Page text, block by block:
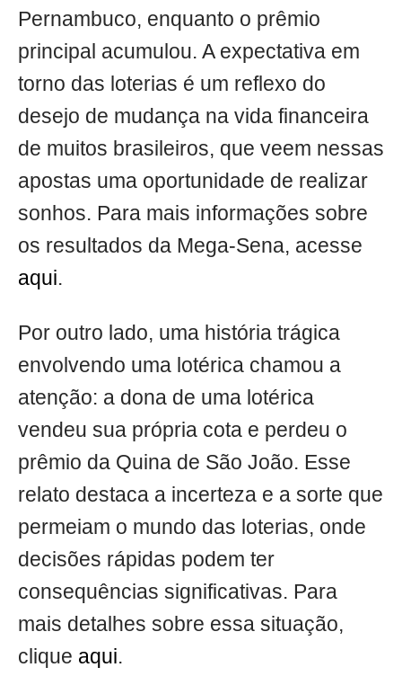
Pernambuco, enquanto o prêmio
principal acumulou. A expectativa em
torno das loterias é um reflexo do
desejo de mudança na vida financeira
de muitos brasileiros, que veem nessas
apostas uma oportunidade de realizar
sonhos. Para mais informações sobre
os resultados da Mega-Sena, acesse
aqui.
Por outro lado, uma história trágica
envolvendo uma lotérica chamou a
atenção: a dona de uma lotérica
vendeu sua própria cota e perdeu o
prêmio da Quina de São João. Esse
relato destaca a incerteza e a sorte que
permeiam o mundo das loterias, onde
decisões rápidas podem ter
consequências significativas. Para
mais detalhes sobre essa situação,
clique aqui.